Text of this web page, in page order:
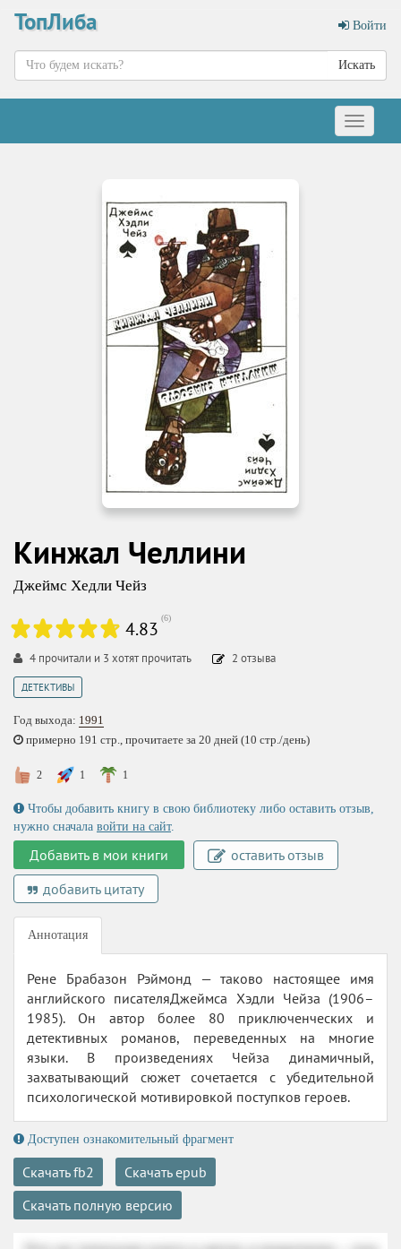
ТопЛиба Войти
Искать
Меню
Кинжал Челлини
Джеймс Хедли Чейз
4.83 (6)
4 прочитали и 3 хотят прочитать 2 отзыва
ДЕТЕКТИВЫ
Год выхода: 1991
примерно 191 стр., прочитаете за 20 дней (10 стр./день)
2 1 1
Чтобы добавить книгу в свою библиотеку либо оставить отзыв,
нужно сначала войти на сайт.
Добавить в мои книги
оставить отзыв
добавить цитату
Аннотация
Рене Брабазон Рэймонд — таково настоящее имя
английского писателяДжеймса Хэдли Чейза (1906–
1985). Он автор более 80 приключенческих и
детективных романов, переведенных на многие
языки. В произведениях Чейза динамичный,
захватывающий сюжет сочетается с убедительной
психологической мотивировкой поступков героев.
Доступен ознакомительный фрагмент
Скачать fb2
Скачать epub
Скачать полную версию